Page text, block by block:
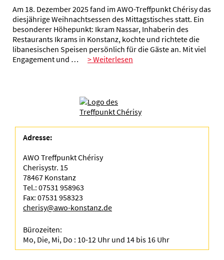
Am 18. Dezember 2025 fand im AWO-Treffpunkt Chérisy das
diesjährige Weihnachtsessen des Mittagstisches statt. Ein
besonderer Höhepunkt: Ikram Nassar, Inhaberin des
Restaurants Ikrams in Konstanz, kochte und richtete die
libanesischen Speisen persönlich für die Gäste an. Mit viel
Engagement und …
> Weiterlesen
Adresse:
AWO Treffpunkt Chérisy
Cherisystr. 15
78467 Konstanz
Tel.: 07531 958963
Fax: 07531 958323
cherisy@awo-konstanz.de
Bürozeiten:
Mo, Die, Mi, Do : 10-12 Uhr und 14 bis 16 Uhr